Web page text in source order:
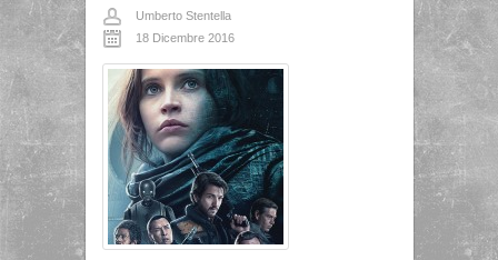
Umberto Stentella
18 Dicembre 2016